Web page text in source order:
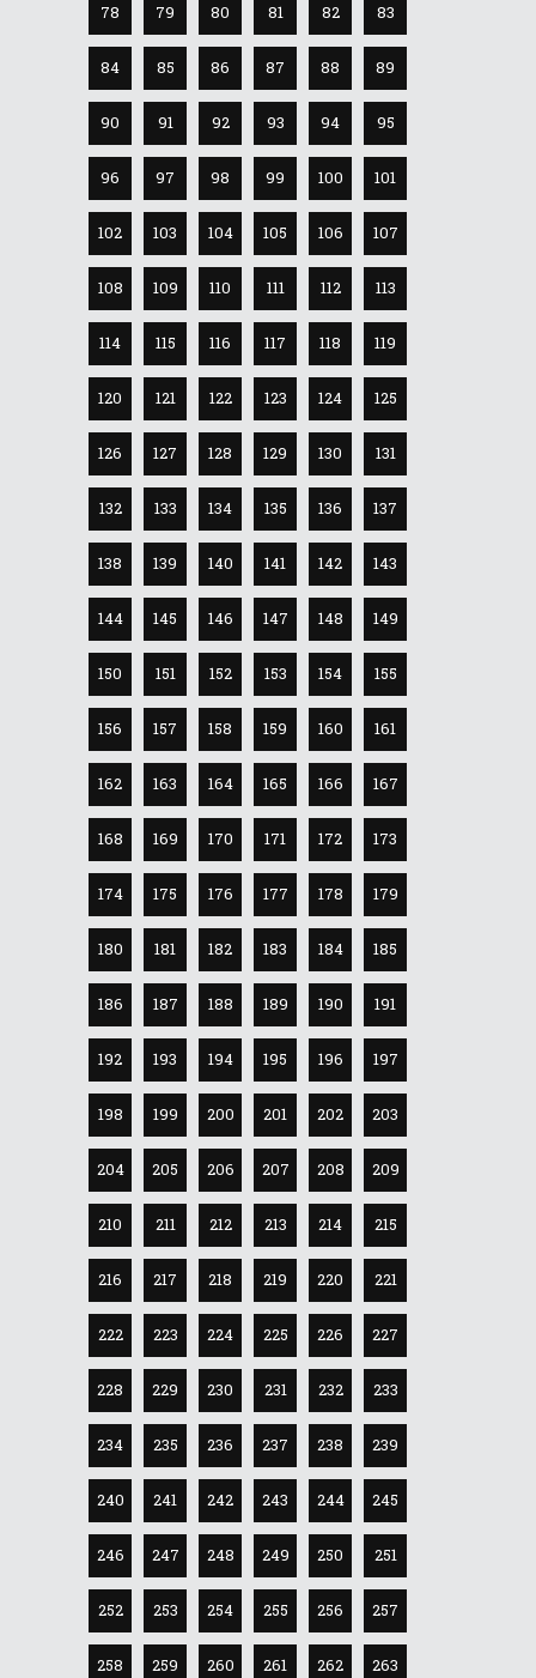
78 79 80 81 82 83
84 85 86 87 88 89
90 91 92 93 94 95
96 97 98 99 100 101
102 103 104 105 106 107
108 109 110 111 112 113
114 115 116 117 118 119
120 121 122 123 124 125
126 127 128 129 130 131
132 133 134 135 136 137
138 139 140 141 142 143
144 145 146 147 148 149
150 151 152 153 154 155
156 157 158 159 160 161
162 163 164 165 166 167
168 169 170 171 172 173
174 175 176 177 178 179
180 181 182 183 184 185
186 187 188 189 190 191
192 193 194 195 196 197
198 199 200 201 202 203
204 205 206 207 208 209
210 211 212 213 214 215
216 217 218 219 220 221
222 223 224 225 226 227
228 229 230 231 232 233
234 235 236 237 238 239
240 241 242 243 244 245
246 247 248 249 250 251
252 253 254 255 256 257
258 259 260 261 262 263